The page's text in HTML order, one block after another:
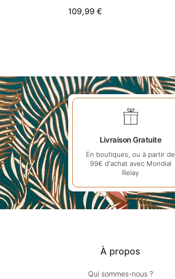
109,99€
Livraison Gratuite
En boutiques, ou à partir de
99€ d'achat avec Mondial
Relay
À propos
Qui sommes-nous ?